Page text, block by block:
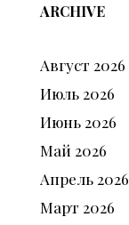
ARCHIVE
Август 2026
Июль 2026
Июнь 2026
Май 2026
Апрель 2026
Март 2026